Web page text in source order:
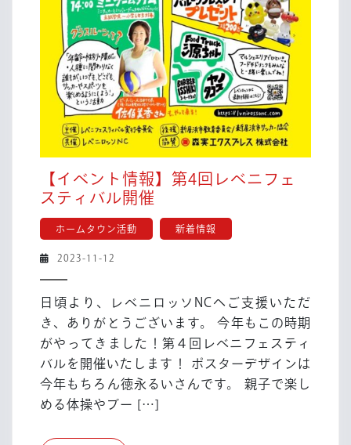
【イベント情報】第4回レベニフェ
スティバル開催
ベ
ン
第
4
回
レ
ベ
ニ
ホームタウン活動 新着情報
2023-11-12
日頃より、レベニロッソNCへご支援いただ
き、ありがとうございます。 今年もこの時期
がやってきました！第４回レベニフェスティ
バルを開催いたします！ ポスターデザインは
今年もちろん徳永るいさんです。 親子で楽し
める体操やブー […]